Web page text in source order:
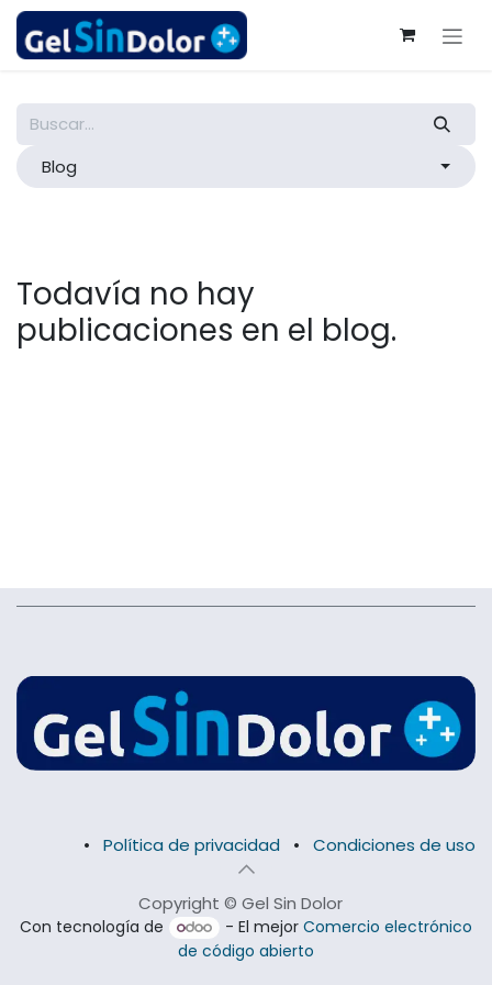
Ir al contenido
Blog
Todavía no hay
publicaciones en el blog.
• Política de privacidad • Condiciones de uso
Copyright © Gel Sin Dolor
Con tecnología de - El mejorComercio electrónico
de código abierto